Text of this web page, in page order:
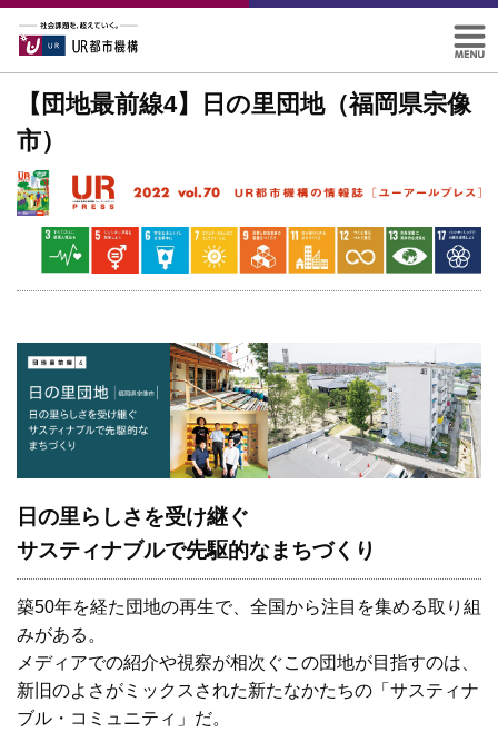
【団地最前線4】日の里団地（福岡県宗像
市）
日の里らしさを受け継ぐ
サスティナブルで先駆的なまちづくり
築50年を経た団地の再生で、全国から注目を集める取り組
みがある。
メディアでの紹介や視察が相次ぐこの団地が目指すのは、
新旧のよさがミックスされた新たなかたちの「サスティナ
ブル・コミュニティ」だ。